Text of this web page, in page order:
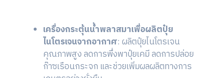
เครื่องกระตุ้นน้ำพลาสมาเพื่อผลิตปุ๋ย
ไนโตรเจนจากอากาศ: ผลิตปุ๋ยไนโตรเจน
คุณภาพสูง ลดการพึ่งพาปุ๋ยเคมี ลดการปล่อย
ก๊าซเรือนกระจก และช่วยเพิ่มผลผลิตทางการ